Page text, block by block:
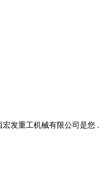
发重工机械有限公司是您 .